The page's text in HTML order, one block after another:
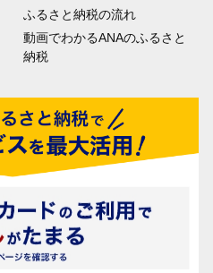
ふるさと納税の流れ
動画でわかるANAのふるさと
納税